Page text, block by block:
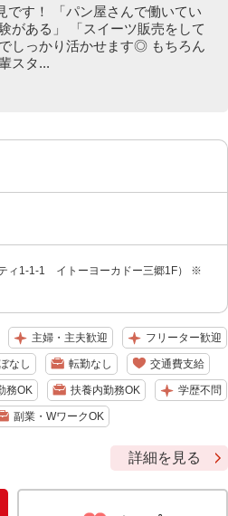
です！ 「パン屋さんで働いてい
がある」 「スイーツ販売をして
しっかり活かせます◎ もちろん
スタ...
ィ1-1-1 イトーヨーカドー三郷1F） ※
主婦・主夫歓迎 フリーター歓迎
なし 転勤なし 交通費支給
務OK 扶養内勤務OK 学歴不問
副業・WワークOK
詳細を見る